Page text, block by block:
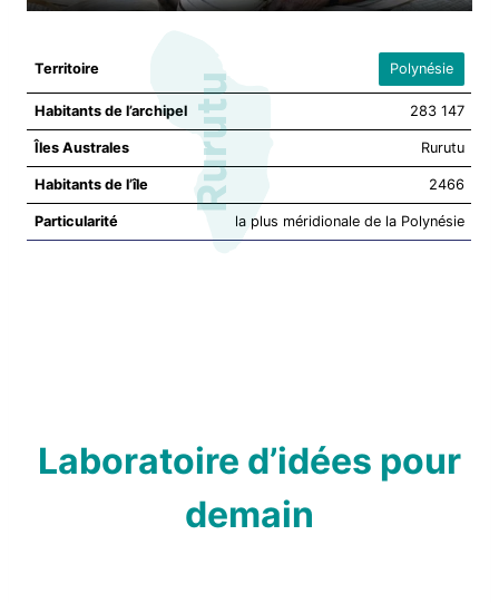
Territoire Polynésie
Habitants de l’archipel 283 147
Îles Australes Rurutu
Habitants de l’île 2466
Particularité la plus méridionale de la Polynésie
Laboratoire d’idées pour
demain